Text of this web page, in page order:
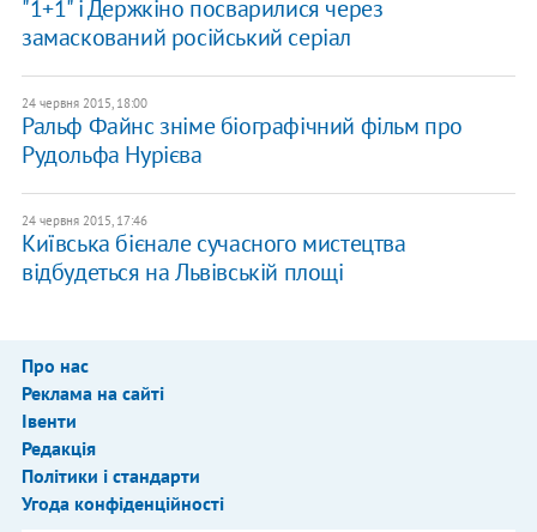
"1+1" і Держкіно посварилися через
замаскований російський серіал
24 червня 2015, 18:00
Ральф Файнс зніме біографічний фільм про
Рудольфа Нурієва
24 червня 2015, 17:46
Київська бієнале сучасного мистецтва
відбудеться на Львівській площі
Про нас
Реклама на сайті
Івенти
Редакція
Політики і стандарти
Угода конфіденційності